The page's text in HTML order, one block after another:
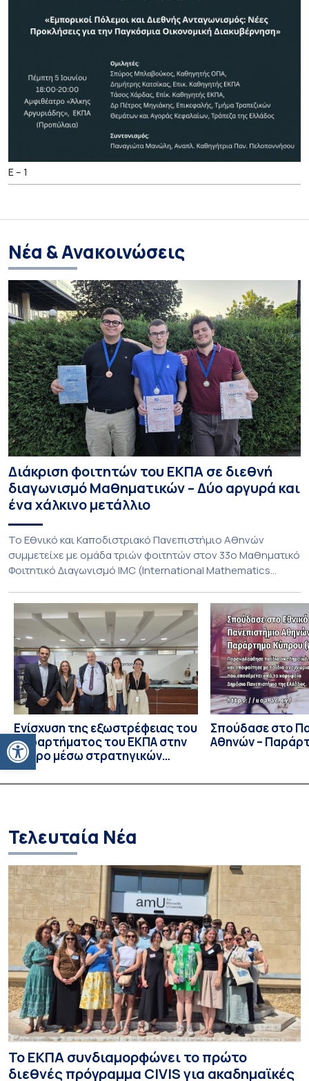
Ανοίξτε τη γραμμή εργαλείων
E – 1
Νέα & Ανακοινώσεις
Διάκριση φοιτητών του ΕΚΠΑ σε διεθνή
διαγωνισμό Μαθηματικών – Δύο αργυρά και
ένα χάλκινο μετάλλιο
To Εθνικό και Καποδιστριακό Πανεπιστήμιο Αθηνών
συμμετείχε με ομάδα τριών φοιτητών στον 33ο Μαθηματικό
Φοιτητικό Διαγωνισμό IMC (International Mathematics
Ιουλίου στο Blagoevgrad της Βουλγαρίας. Σε αυτόν
συμμετείχαν 447 φοιτητές εκπροσωπώντας 135
πανεπιστήμια από 46 χώρες. Από την Ελλάδα, συμμετείχαν
επίσης το Εθνικό Μετσόβιο Πολυτεχνείο, το Αριστοτέλειο
Πανεπιστήμιο […]
Ενίσχυση της εξωστρέφειας του
Παραρτήματος του ΕΚΠΑ στην
Κύπρο μέσω στρατηγικών
συνεργασιών
Σπούδασε στο
Αθηνών –
Τελευταία Νέα
Το ΕΚΠΑ συνδιαμορφώνει το πρώτο
διεθνές πρόγραμμα CIVIS για ακαδημαϊκές